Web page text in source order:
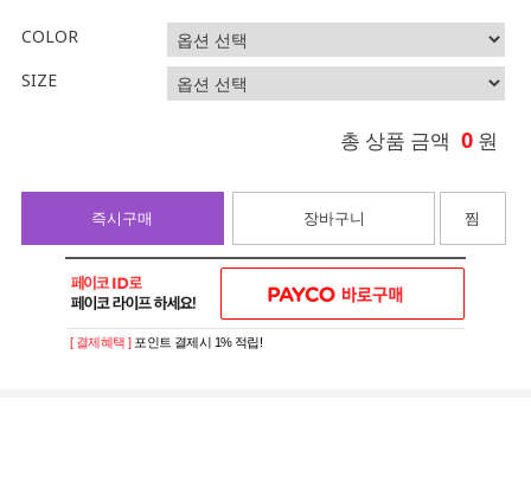
COLOR
SIZE
총 상품 금액 0 원
즉시구매 장바구니 찜
[ 결제혜택 ] 포인트 결제시 1% 적립!